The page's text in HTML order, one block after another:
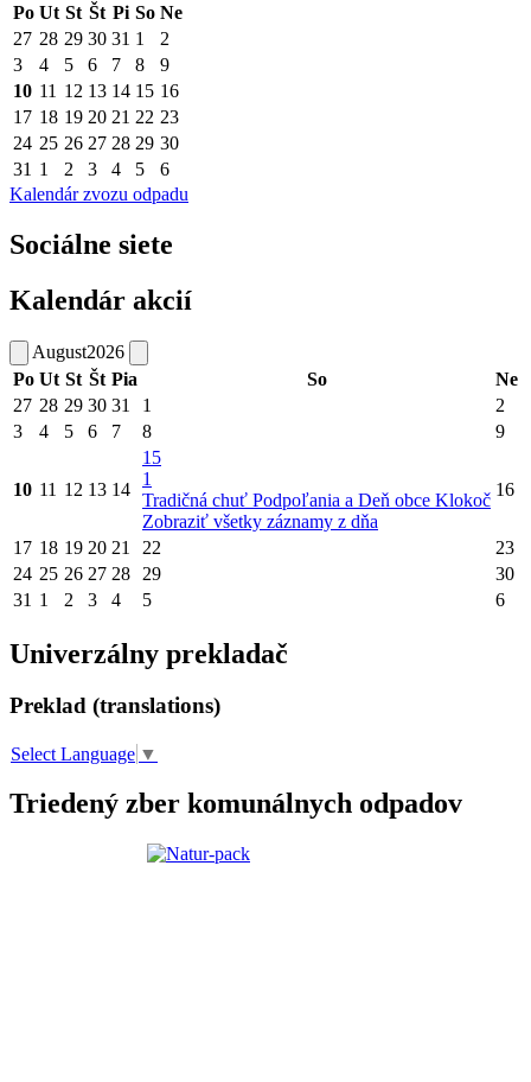
Po Ut St Št Pi So Ne
27 28 29 30 31 1
2
3
4 5 6 7 8
9
10 11 12 13 14 15 16
17 18 19 20 21 22 23
24 25 26 27 28 29 30
31 1 2 3 4 5
6
Kalendár zvozu odpadu
Sociálne siete
Kalendár akcií
August2026
Po Ut St Št Pia So
Ne
27 28 29 30 31 1
2
3
4 5 6 7 8 9
10 11 12 13 14
15
1
Tradičná chuť Podpoľania a Deň obce Klokoč
Zobraziť všetky záznamy z dňa
16
17 18 19 20 21 22
23
24 25 26 27 28 29
30
31 1 2 3 4 5 6
Univerzálny prekladač
Preklad (translations)
Select Language ▼
Triedený zber komunálnych odpadov